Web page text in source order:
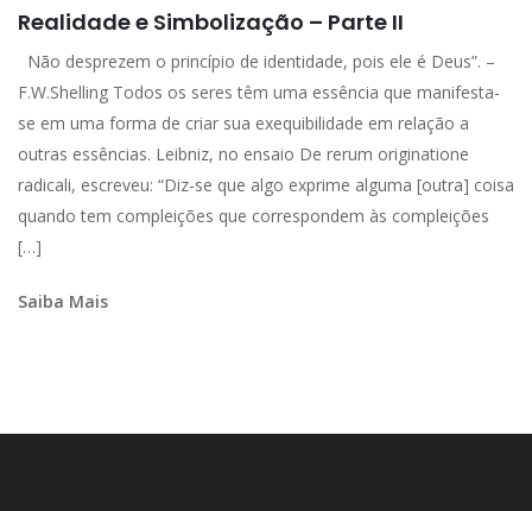
Realidade e Simbolização – Parte II
Não desprezem o princípio de identidade, pois ele é Deus”. –
F.W.Shelling Todos os seres têm uma essência que manifesta-
se em uma forma de criar sua exequibilidade em relação a
outras essências. Leibniz, no ensaio De rerum originatione
radicali, escreveu: “Diz-se que algo exprime alguma [outra] coisa
quando tem compleições que correspondem às compleições
[…]
Saiba Mais